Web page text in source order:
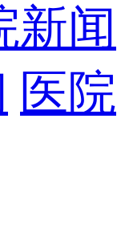
新闻
医院